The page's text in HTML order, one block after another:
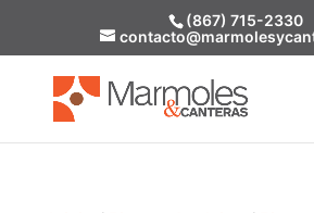
(867) 715-2330